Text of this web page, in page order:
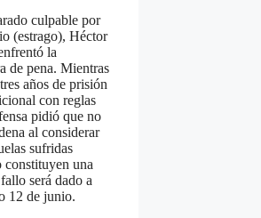
culpable por
(estrago), Héctor
la
de pena. Mientras
años de prisión
con reglas
pidió que no
al considerar
sufridas
constituyen una
será dado a
12 de junio.